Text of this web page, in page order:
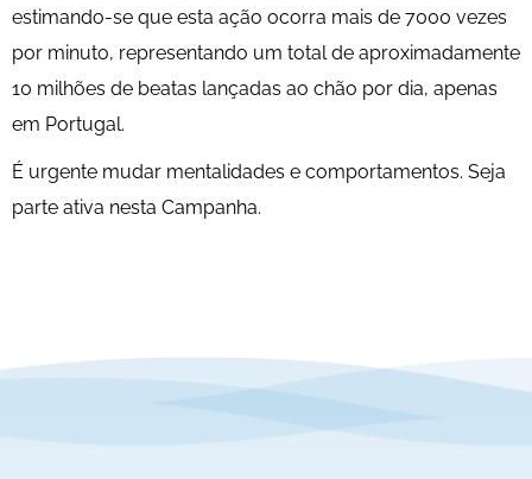
estimando-se que esta ação ocorra mais de 7000 vezes
por minuto, representando um total de aproximadamente
10 milhões de beatas lançadas ao chão por dia, apenas
em Portugal.
É urgente mudar mentalidades e comportamentos. Seja
parte ativa nesta Campanha.